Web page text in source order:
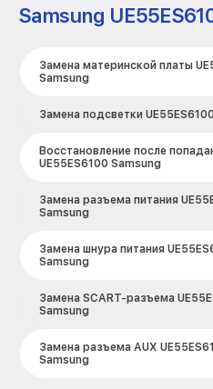
Samsung
Замена материнской платы
Samsung
Замена подсветки
Восстановление после
UE55ES6100 Samsung
Замена разъема питания
Samsung
Замена шнура питания
Samsung
Замена SCART-разъема
Samsung
Замена разъема AUX
Samsung